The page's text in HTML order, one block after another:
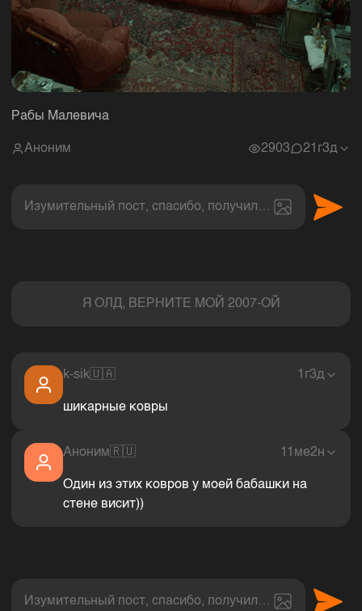
Рабы Малевича
Аноним 2903 21г3д
Изумительный пост, спасибо, получил величайшее
Я ОЛД, ВЕРНИТЕ МОЙ 2007-ОЙ
k-sik🇺🇦 1г3д
шикарные ковры
Аноним🇷🇺 11ме2н
Один из этих ковров у моей бабашки на
стене висит))
Изумительный пост, спасибо, получил величайшее